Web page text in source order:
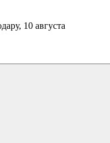
10 августа